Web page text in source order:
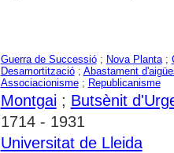
Guerra de Successió; Nova Planta;
Desamortització; Abastament
Associacionisme; Republicanisme
Montgai; Butsènit
1714 - 1931
Universitat de Lleida